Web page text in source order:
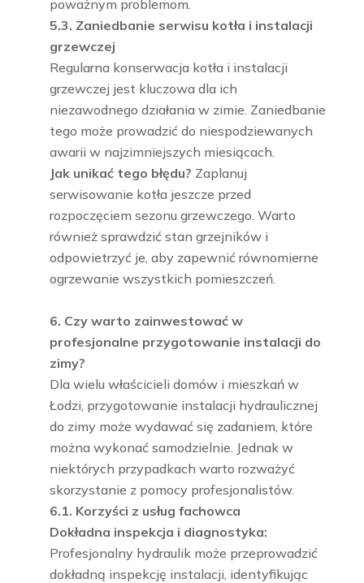
poważnym problemom.
5.3. Zaniedbanie serwisu kotła i instalacji
grzewczej
Regularna konserwacja kotła i instalacji
grzewczej jest kluczowa dla ich
niezawodnego działania w zimie. Zaniedbanie
tego może prowadzić do niespodziewanych
awarii w najzimniejszych miesiącach.
Jak unikać tego błędu? Zaplanuj
serwisowanie kotła jeszcze przed
rozpoczęciem sezonu grzewczego. Warto
również sprawdzić stan grzejników i
odpowietrzyć je, aby zapewnić równomierne
ogrzewanie wszystkich pomieszczeń.
6. Czy warto zainwestować w
profesjonalne przygotowanie instalacji do
zimy?
Dla wielu właścicieli domów i mieszkań w
Łodzi, przygotowanie instalacji hydraulicznej
do zimy może wydawać się zadaniem, które
można wykonać samodzielnie. Jednak w
niektórych przypadkach warto rozważyć
skorzystanie z pomocy profesjonalistów.
6.1. Korzyści z usług fachowca
Dokładna inspekcja i diagnostyka:
Profesjonalny hydraulik może przeprowadzić
dokładną inspekcję instalacji, identyfikując